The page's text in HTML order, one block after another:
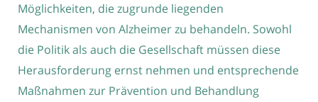
Möglichkeiten, die zugrunde liegenden
Mechanismen von Alzheimer zu behandeln. Sowohl
die Politik als auch die Gesellschaft müssen diese
Herausforderung ernst nehmen und entsprechende
Maßnahmen zur Prävention und Behandlung